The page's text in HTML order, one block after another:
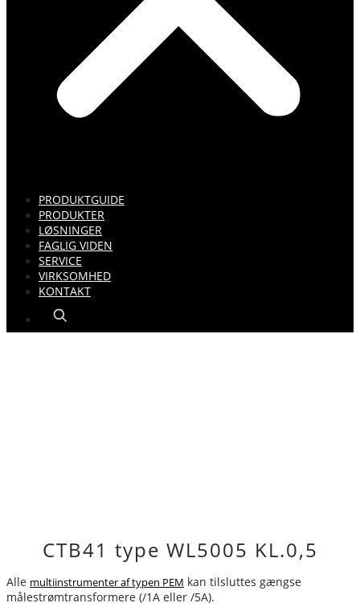
PRODUKTGUIDE
PRODUKTER
LØSNINGER
FAGLIG VIDEN
SERVICE
VIRKSOMHED
KONTAKT
CTB41 type WL500­5 KL.0,5
Alle multiinstrumenter af typen PEM kan tilsluttes gængse
målestrømtransformere (/1A eller /5A).